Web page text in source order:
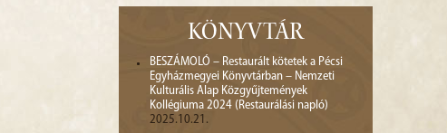
KÖNYVTÁR
BESZÁMOLÓ – Restaurált kötetek a Pécsi
Egyházmegyei Könyvtárban – Nemzeti
Kulturális Alap Közgyűjtemények
Kollégiuma 2024 (Restaurálási napló)
2025.10.21.